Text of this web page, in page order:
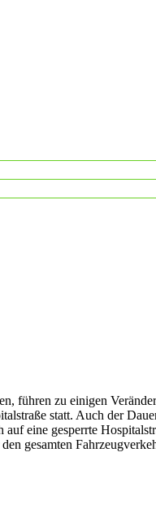
führen zu einigen
statt. Auch der
eine gesperrte
gesamten